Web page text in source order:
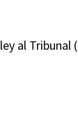
al Tribunal